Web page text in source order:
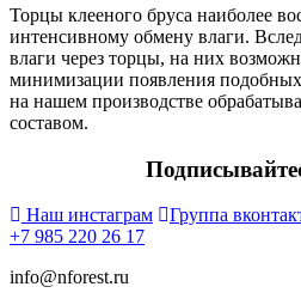
Торцы клееного бруса наиболее
интенсивному обмену влаги.
влаги через торцы, на них
минимизации появления
на нашем производстве
составом.
Наш инстаграм Группа
+7 985 220 26 17
info@nforest.ru